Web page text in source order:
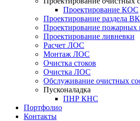
Проектирование КОС
Проектирование раздела ВК
Проектирование пожарных
Проектирование ливневки
Расчет ЛОС
Монтаж ЛОС
Очистка стоков
Очистка ЛОС
Обслуживание очистных
Пусконаладка
ПНР КНС
Портфолио
Контакты